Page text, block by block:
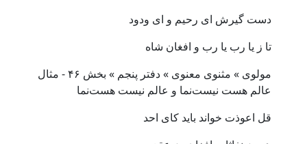
دست گیرش ای رحیم و ای ودود
تا ز یا رب یا رب و افغان شاه
مولوی » مثنوی معنوی » دفتر پنجم » بخش ۴۶ - مثال
عالم هست نیست‌نما و عالم نیست هست‌نما
قل اعوذت خواند باید کای احد